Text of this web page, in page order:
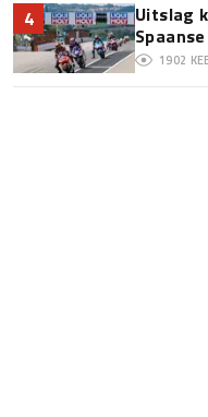
4
Uitslag
1902